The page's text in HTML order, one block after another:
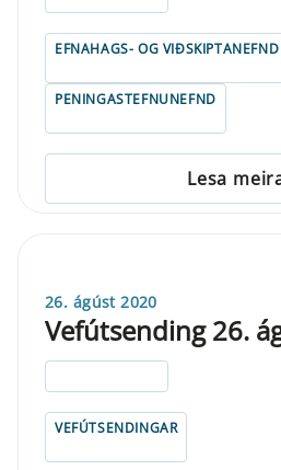
EFNAHAGS- OG VIÐSKIPTANEFND
PENINGASTEFNUNEFND
Lesa
26. ágúst 2020
Vefútsending 26.
VEFÚTSENDINGAR